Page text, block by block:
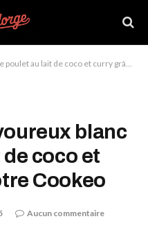
lait de coco et curry grâce à votre Cookeo
blanc
coco et
Cookeo
Aucun commentaire